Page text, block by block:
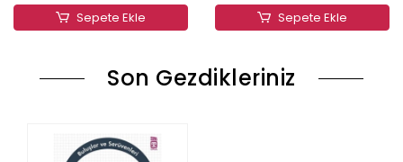
Sepete Ekle Sepete Ekle
Son Gezdikleriniz